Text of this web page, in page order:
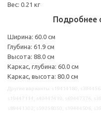
Вес: 0.21 кг
Подробнее
Ширина: 60.0 см
Глубина: 61.9 см
Высота: 88.0 см
Каркас, глубина: 60.0 см
Каркас, высота: 80.0 см